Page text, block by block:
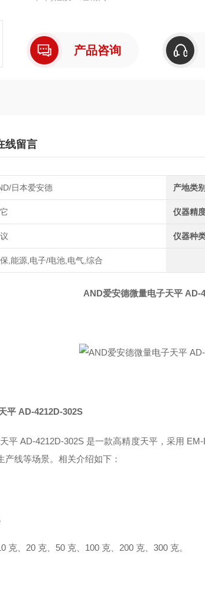
产品咨询
线留言
日本爱安德 产地类
仪器精
仪器种
,能源,电子/电池,电气,综合
AND爱安德微量电子天平 AD-
平 AD-4212D-302S
平 AD-4212D-302S 是一款高精度天平，采用
产线等场景。相关介绍如下：
克、20 克、50 克、100 克、200 克、300 克。